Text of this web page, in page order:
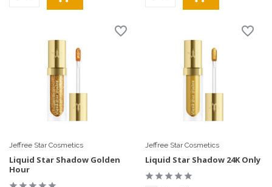
Jeffree Star Cosmetics
Liquid Star Shadow Golden
Hour
Jeffree Star Cosmetics
Liquid Star Shadow 24K Only